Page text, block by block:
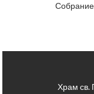
Собрание
Храм св.